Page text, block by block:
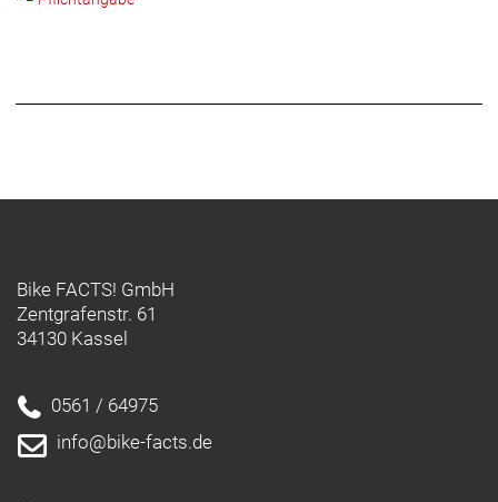
Bike FACTS! GmbH
Zentgrafenstr. 61
34130 Kassel
0561 / 64975
info@bike-facts.de